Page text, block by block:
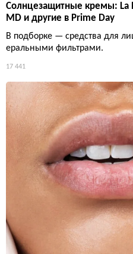
Солнцезащитные кремы: La
MD и другие в Prime Day
В подборке — средства для
еральными фильтрами.
17 441